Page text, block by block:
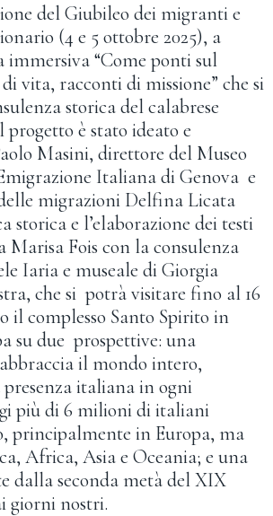
del Giubileo dei migranti e
(4 e 5 ottobre 2025), a
immersiva “Come ponti sul
vita, racconti di missione” che si
storica del calabrese
è stato ideato e
Masini, direttore del Museo
Italiana di Genova e
migrazioni Delfina Licata
storica e l’elaborazione dei testi
Marisa Fois con la consulenza
Iaria e museale di Giorgia
che si potrà visitare fino al 16
il complesso Santo Spirito in
su due prospettive: una
il mondo intero,
italiana in ogni
più di 6 milioni di italiani
principalmente in Europa, ma
Africa, Asia e Oceania; e una
dalla seconda metà del XIX
giorni nostri.